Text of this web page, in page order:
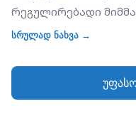
რეგულირებადი
სლოტიან
არის ნომინალური
"Bridge" სამაგრზე.
სრულად ნახვა →